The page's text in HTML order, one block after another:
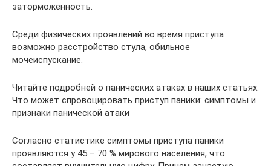
заторможенность.
Среди физических проявлений во время приступа
возможно расстройство стула, обильное
мочеиспускание.
Читайте подробней о панических атаках в наших статьях.
Что может спровоцировать приступ паники: симптомы и
признаки панической атаки
Согласно статистике симптомы приступа паники
проявляются у 45 – 70 % мирового населения, что